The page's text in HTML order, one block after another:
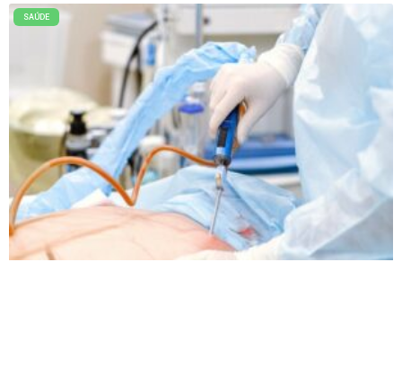
SAÚDE